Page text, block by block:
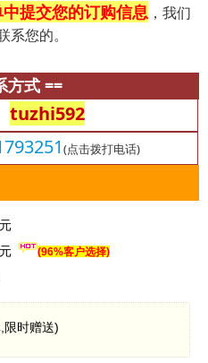
提交您的订购信息，我们
您的。
方式 ==
tuzhi592
(点击拨打电话)